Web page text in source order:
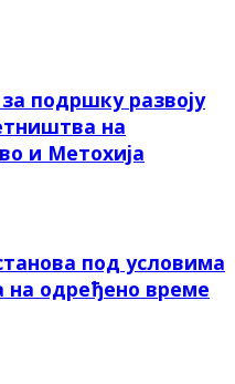
подршку развоју
на
и Метохија
под условима
на одређено време